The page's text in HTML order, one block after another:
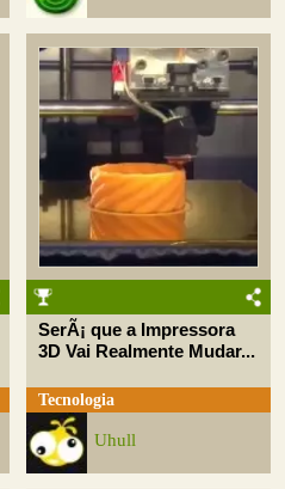
SerÃ¡ que a Impressora
3D Vai Realmente Mudar...
Tecnologia
Uhull